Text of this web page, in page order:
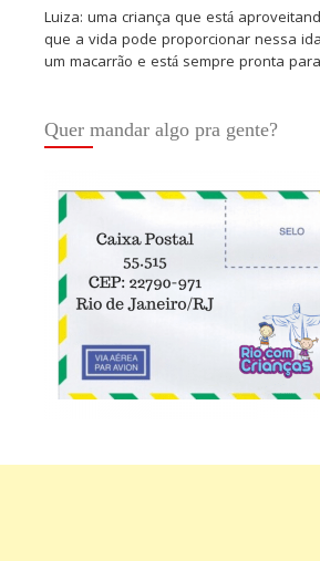
Luiza: uma criança que está
que a vida pode proporcionar nessa
um macarrão e está sempre pronta
Quer mandar algo pra gente?